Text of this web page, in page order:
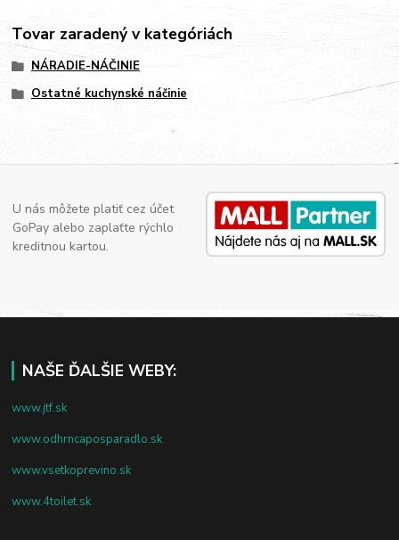
Tovar zaradený v kategóriách
NÁRADIE-NÁČINIE
Ostatné kuchynské náčinie
U nás môžete platiť cez účet
GoPay alebo zaplaťte rýchlo
kreditnou kartou.
NAŠE ĎALŠIE WEBY:
www.jtf.sk
www.odhrncaposparadlo.sk
www.vsetkoprevino.sk
www.4toilet.sk